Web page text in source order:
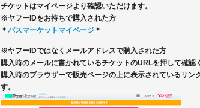
チケットはマイページより確認いただけます。
※ヤフーIDをお持ちで購入された方
＊ パスマーケットマイページ ＊
※ヤフーIDではなくメールアドレスで購入された方
購入時のメールに書かれているチケットのURLを押して確認
購入時のブラウザーで販売ページの上に表示されているリン
す。